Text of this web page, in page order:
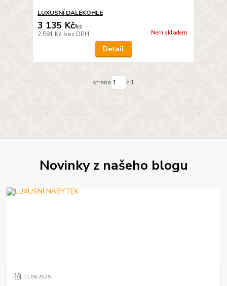
LUXUSNÍ DALEKOHLE
3 135 Kč/ks
2 591 Kč bez DPH Není skladem
Detail
strana z 1
Novinky z našeho blogu
11.06.2025